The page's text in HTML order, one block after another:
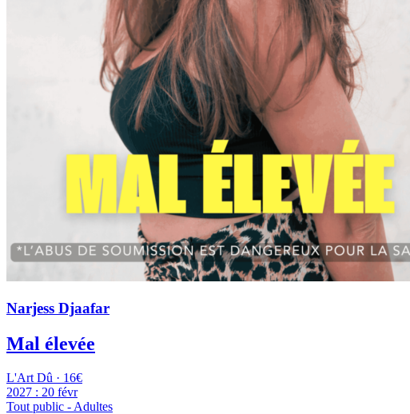
Narjess Djaafar
Mal élevée
L'Art Dû · 16€
2027 : 20 févr
Tout public - Adultes